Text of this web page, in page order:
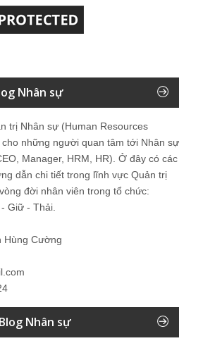
Nhân sự
trị Nhân sự (Human Resources
những người quan tâm tới Nhân sự
Manager, HRM, HR). Ở đây có các
dẫn chi tiết trong lĩnh vực Quản trị
đời nhân viên trong tổ chức:
Giữ - Thải.
Hùng Cường
Nhân sự